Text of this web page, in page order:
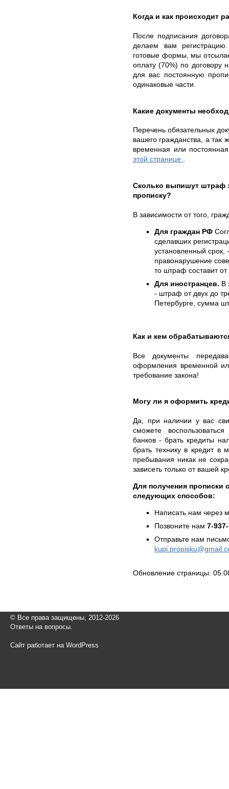
Когда и как происходит
После подписания
делаем вам
готовые формы, мы
оплату (70%) по
для вас постоянную
одинаковые части.
Какие документы
Перечень обязательных
вашего гражданства, а так
временная или
этой странице .
Сколько выпишут штраф
прописку?
В зависимости от того,
Для граждан РФ
сделавших
установленный
правонарушение
то штраф составит
Для иностранцев. В
- штраф от двух до
Петербурге, сумма
Как и кем
Все документы
оформления временной
требование закона!
Могу ли я оформить
Да, при наличии у вас
сможете
банков - брать кредиты
брать технику в кредит в
пребывания никак не
зависеть только от вашей
Для получения прописки
следующих способов:
Написать нам через
Позвоните нам 7-
Отправьте нам
Обновление страницы:
© Все права защищены, 2012-2026
Ответы на вопросы.
Сайт работает на WordPress